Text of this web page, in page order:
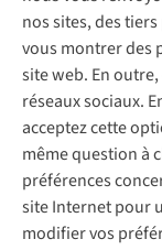
nos sites, des
vous montrer des
site web. En
réseaux sociaux.
acceptez cette
même question à
préférences
site Internet pour
modifier vos
Réparation de
Réparation de
Retouches
Pour les entreprises
Expertise & conseils
Abonnez-vous à